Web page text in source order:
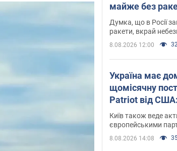
майже без
Інтерв’ю з
Думка, що в Росії
ракети, вкрай
8.08.2026 12:00
Україна має
щомісячну
Patriot від
розкрив
Київ також веде
європейськими
8.08.2026 14:08